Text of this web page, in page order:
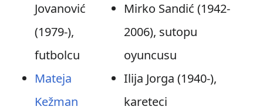
Jovanović
(1979-),
futbolcu
Mateja
Kežman
Mirko Sandić (1942-
2006), sutopu
oyuncusu
Ilija Jorga (1940-),
kareteci